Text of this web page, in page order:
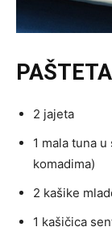
2 jajeta
1 mala tuna
komadima)
2 kašike
1 kašičica